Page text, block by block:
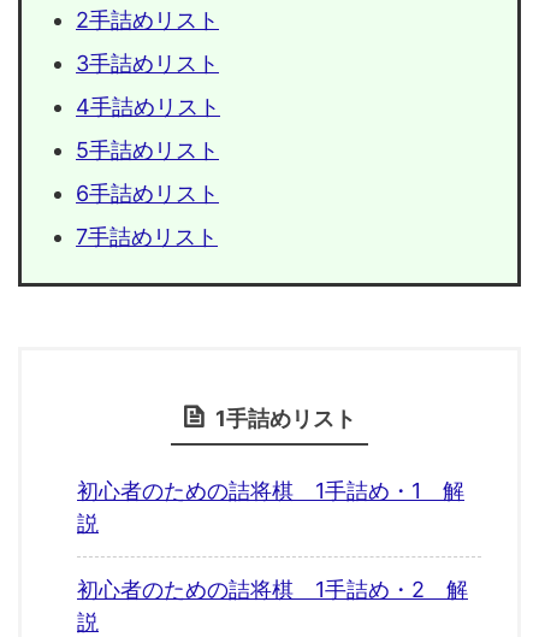
2手詰めリスト
3手詰めリスト
4手詰めリスト
5手詰めリスト
6手詰めリスト
7手詰めリスト
1手詰めリスト
初心者のための詰将棋 1手詰め・1 解
説
初心者のための詰将棋 1手詰め・2 解
説